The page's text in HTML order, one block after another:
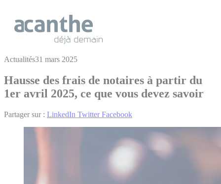
Actualités31 mars 2025
Hausse des frais de notaires à partir du
1er avril 2025, ce que vous devez savoir
Partager sur : LinkedIn Twitter Facebook